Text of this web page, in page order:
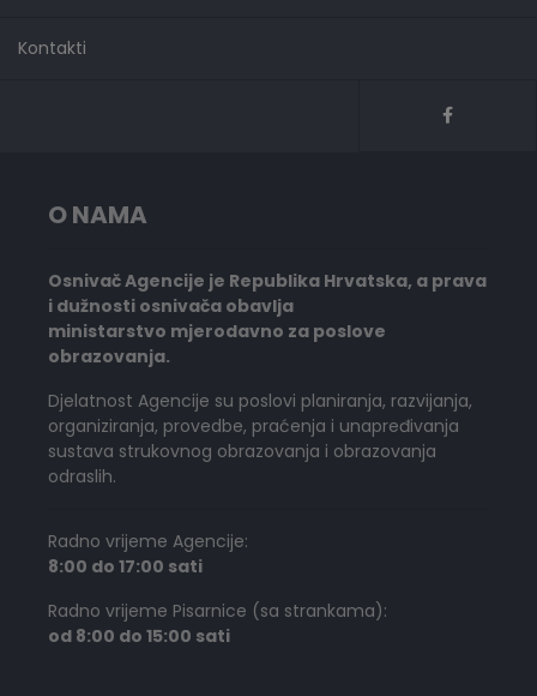
Kontakti
O NAMA
Osnivač Agencije je Republika Hrvatska, a prava
i dužnosti osnivača obavlja
ministarstvo mjerodavno za poslove
obrazovanja.
Djelatnost Agencije su poslovi planiranja, razvijanja,
organiziranja, provedbe, praćenja i unapređivanja
sustava strukovnog obrazovanja i obrazovanja
odraslih.
Radno vrijeme Agencije:
8:00 do 17:00 sati
Radno vrijeme Pisarnice (sa strankama):
od 8:00 do 15:00 sati